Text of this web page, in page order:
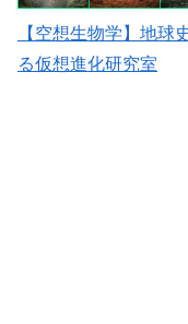
【空想生物学】地球
る仮想進化研究室